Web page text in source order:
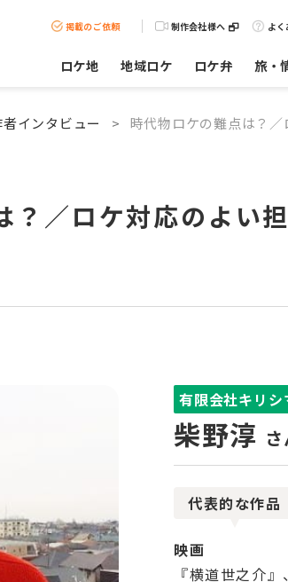
掲載のご依頼 制作会社様へ よ
ロケ地 地域ロケ ロケ弁 旅・
インタビュー > 時代物ロケの難点は？
？／ロケ対応のよい
有限会社キリ
柴野淳
代表的な作品
映画
『横道世之介